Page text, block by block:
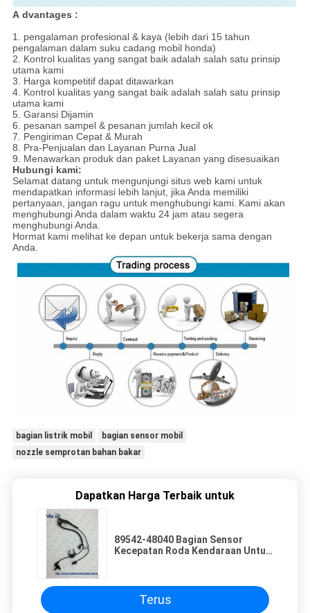
A dvantages :
1. pengalaman profesional & kaya (lebih dari 15 tahun
pengalaman dalam suku cadang mobil honda)
2. Kontrol kualitas yang sangat baik adalah salah satu prinsip
utama kami
3. Harga kompetitif dapat ditawarkan
4. Kontrol kualitas yang sangat baik adalah salah satu prinsip
utama kami
5. Garansi Dijamin
6. pesanan sampel & pesanan jumlah kecil ok
7. Pengiriman Cepat & Murah
8. Pra-Penjualan dan Layanan Purna Jual
9. Menawarkan produk dan paket Layanan yang disesuaikan
Hubungi kami:
Selamat datang untuk mengunjungi situs web kami untuk
mendapatkan informasi lebih lanjut, jika Anda memiliki
pertanyaan, jangan ragu untuk menghubungi kami. Kami akan
menghubungi Anda dalam waktu 24 jam atau segera
menghubungi Anda.
Hormat kami melihat ke depan untuk bekerja sama dengan
Anda.
bagian listrik mobil
bagian sensor mobil
nozzle semprotan bahan bakar
Dapatkan Harga Terbaik untuk
89542-48040 Bagian Sensor
Kecepatan Roda Kendaraan Untuk
Terus